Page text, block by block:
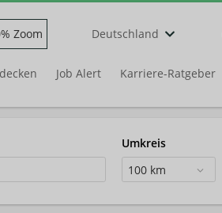
Zoom Deutschland
Job Alert Karriere-Ratgeber
Umkreis
100 km